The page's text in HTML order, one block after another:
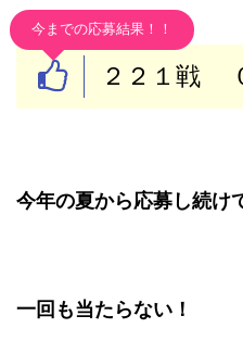
今までの応募結果！！
２２１戦
今年の夏から応募し続け
一回も当たらない！